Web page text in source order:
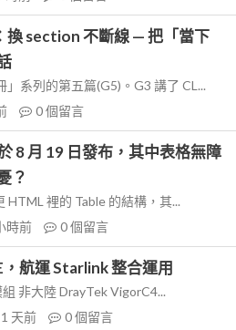
換 section 不斷線 — 把「當下
系列的第五篇(G5)。G3 講了 CL...
0個留言
8 月 19 日發布，其中表格無障
？
裡的 Table 的結構，其...
時前 0個留言
航運 Starlink 整合運用
非大陸 DrayTek VigorC4...
1 天前 0個留言